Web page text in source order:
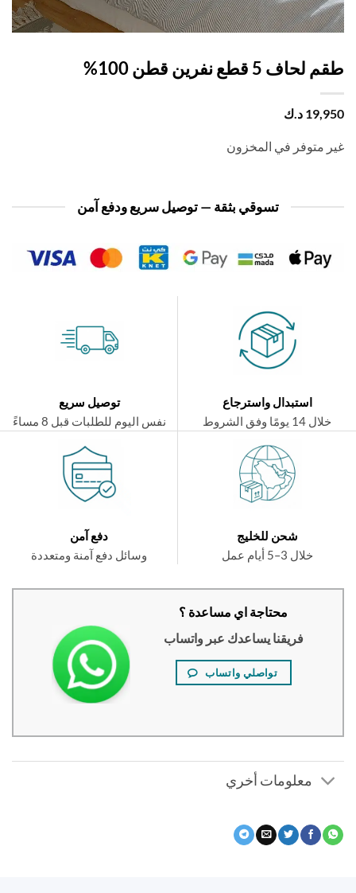
5 قطع نفرين قطن 100%
د.ك
متوفر في المخزون
تسوقي بثقة — توصيل سريع ودفع آمن
استبدال واسترجاع
توصيل سريع
نفس اليوم للطلبات قبل 8 مساءً
شحن للخليج
دفع آمن
وسائل دفع آمنة ومتعددة
محتاجة اي مساعدة ؟
فريقنا يساعدك عبر واتساب
تواصلي واتساب
معلومات أخري